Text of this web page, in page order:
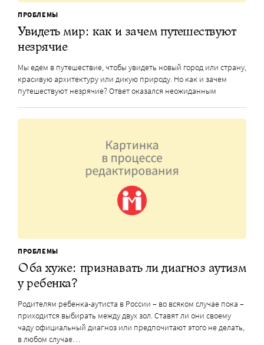
ПРОБЛЕМЫ
Увидеть мир: как и зачем путешествуют
незрячие
Мы едем в путешествие, чтобы увидеть новый город или страну,
красивую архитектуру или дикую природу. Но как и зачем
путешествуют незрячие? Ответ оказался неожиданным
ПРОБЛЕМЫ
Оба хуже: признавать ли диагноз аутизм
у ребенка?
Родителям ребенка-аутиста в России – во всяком случае пока –
приходится выбирать между двух зол. Ставят ли они своему
чаду официальный диагноз или предпочитают этого не делать,
в любом случае…